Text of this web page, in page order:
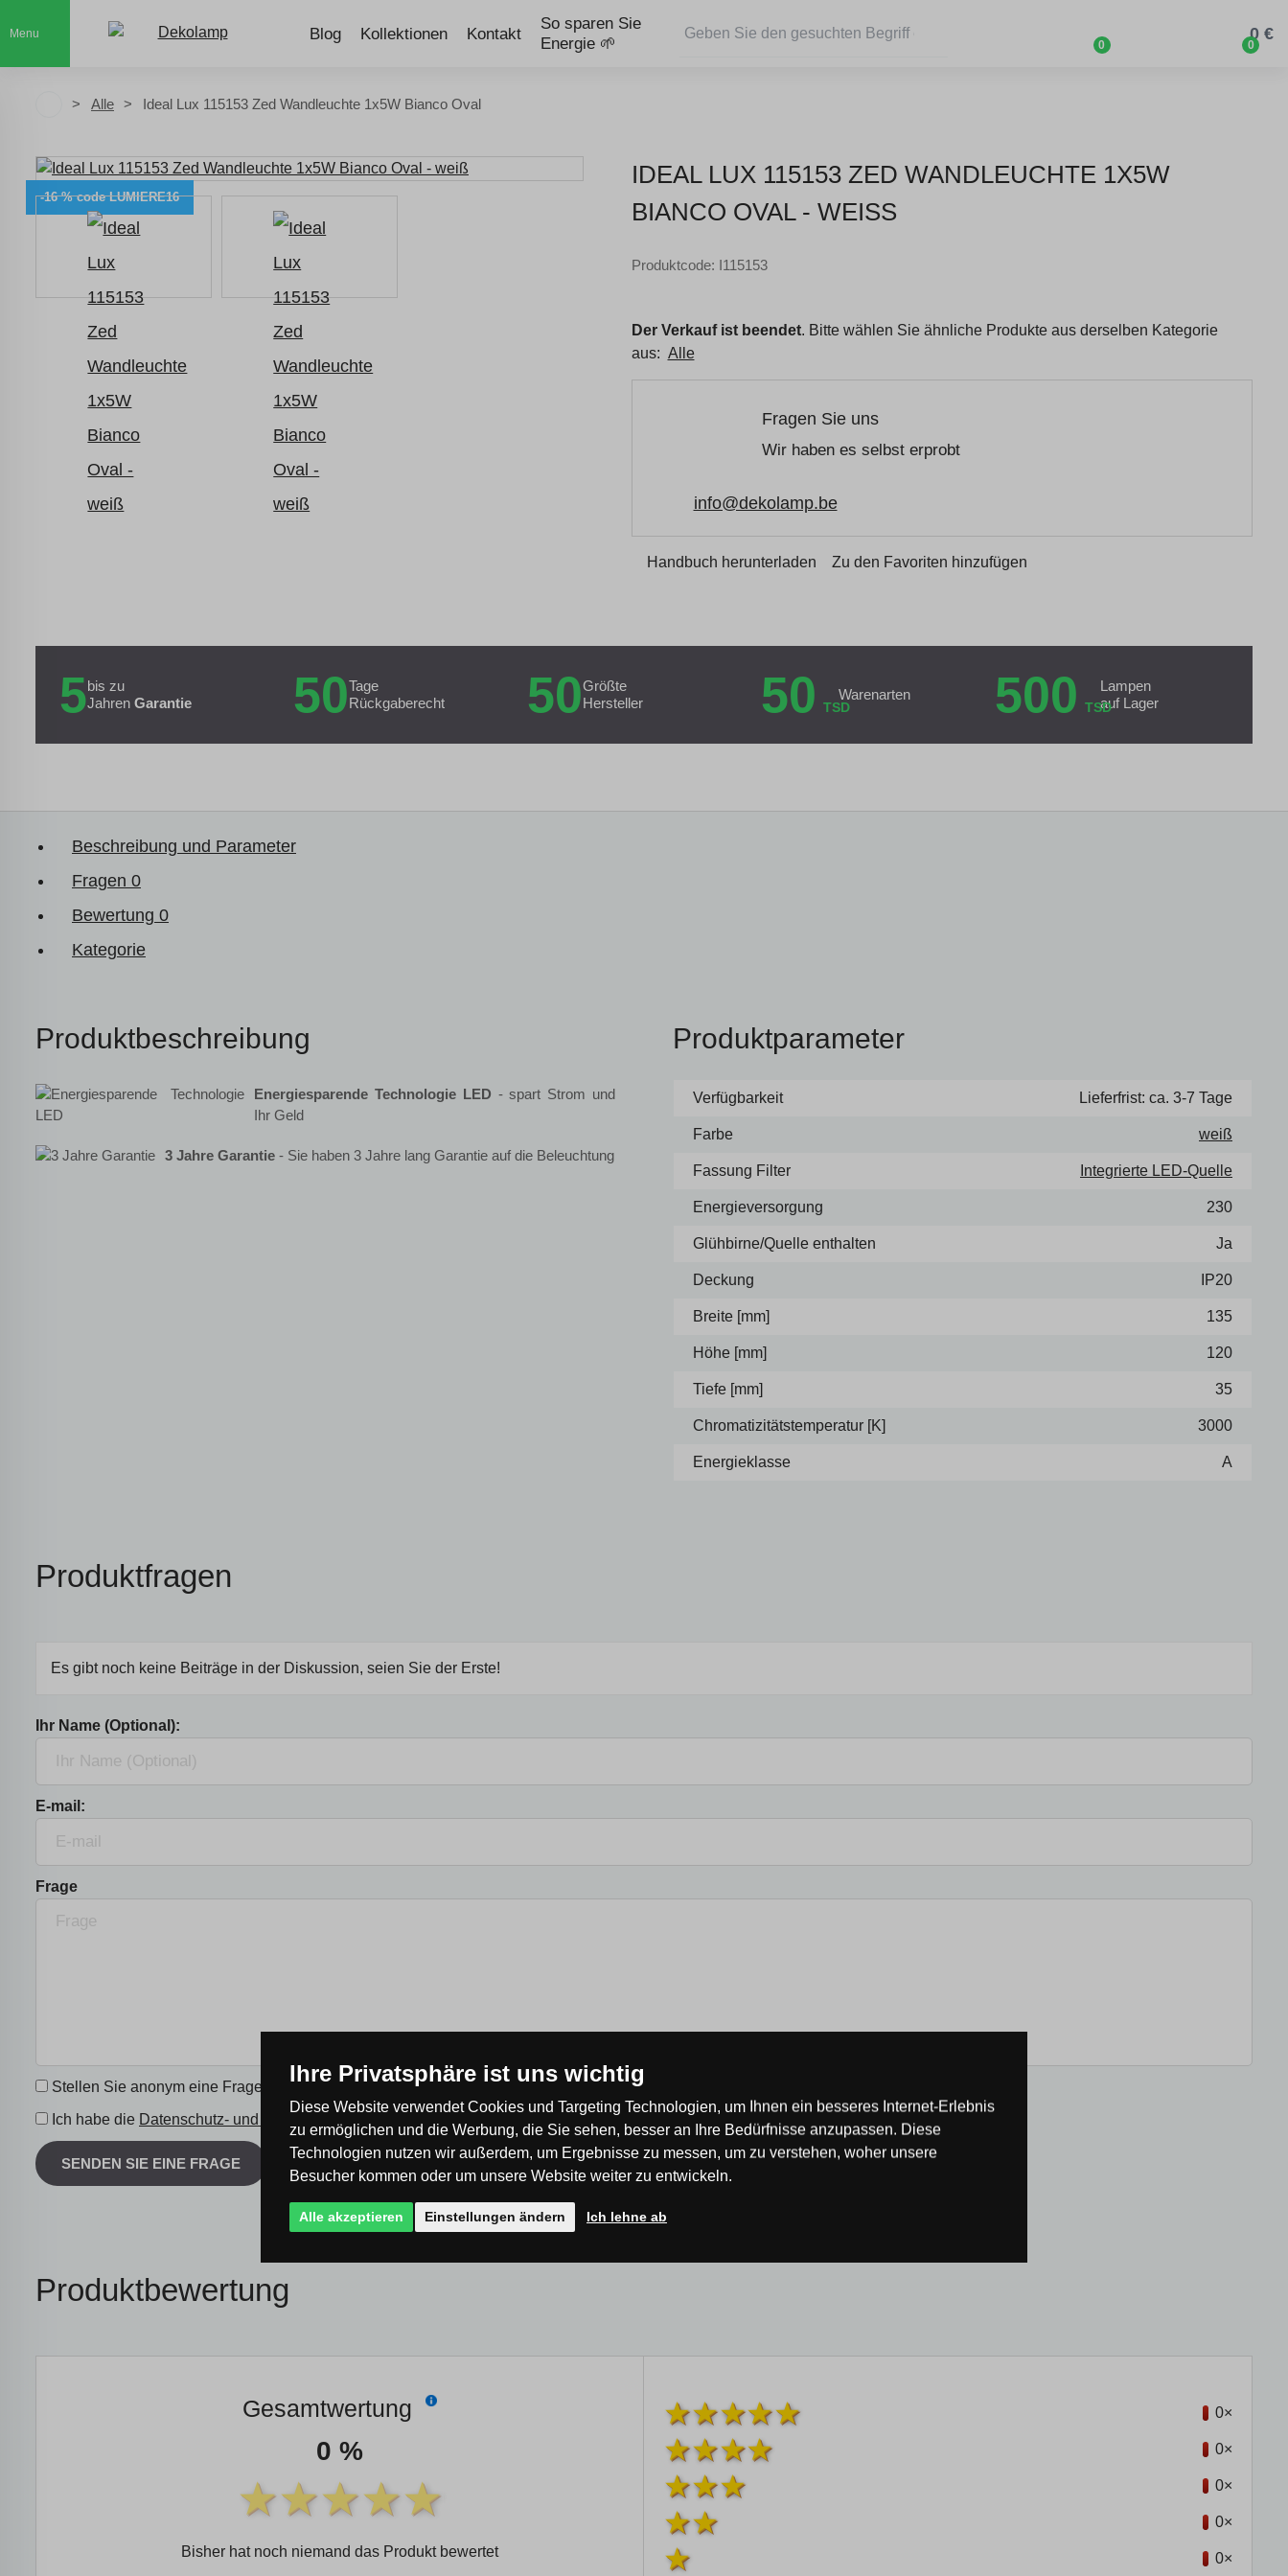
Menu Blog Kollektionen Kontakt
So sparen Sie
Energie 🌱
0 0
0 €
Alle Ideal Lux 115153 Zed Wandleuchte 1x5W Bianco Oval
IDEAL LUX 115153 ZED WANDLEUCHTE 1X5W
BIANCO OVAL - WEISS
-16 % code LUMIERE16
Produktcode: I115153
Der Verkauf ist beendet. Bitte wählen Sie ähnliche Produkte aus derselben Kategorie
aus: Alle
Fragen Sie uns
Wir haben es selbst erprobt
info@dekolamp.be
Handbuch herunterladen Zu den Favoriten hinzufügen
5bis zu
Jahren Garantie 50Tage
Rückgaberecht
50Größte
Hersteller
50 TSD
Warenarten 500 TSD
Lampen
auf Lager
Beschreibung und Parameter
Fragen 0
Bewertung 0
Kategorie
Produktbeschreibung
Energiesparende Technologie LED - spart Strom und
Ihr Geld
3 Jahre Garantie - Sie haben 3 Jahre lang Garantie auf die Beleuchtung
Produktparameter
Verfügbarkeit Lieferfrist: ca. 3-7 Tage
Farbe weiß
Fassung Filter Integrierte LED-Quelle
Energieversorgung 230
Glühbirne/Quelle enthalten Ja
Deckung IP20
Breite [mm] 135
Höhe [mm] 120
Tiefe [mm] 35
Chromatizitätstemperatur [K] 3000
Energieklasse A
Produktfragen
Es gibt noch keine Beiträge in der Diskussion, seien Sie der Erste!
Ihr Name (Optional):
E-mail:
Frage
Stellen Sie anonym eine Frage.
Ich habe die Datenschutz- und Einwilligungserklärung gelesen und bin damit einverstanden.
SENDEN SIE EINE FRAGE
Produktbewertung
Gesamtwertung
0 %
Bisher hat noch niemand das Produkt bewertet
0×
0×
0×
0×
0×
Ihre Privatsphäre ist uns wichtig
Diese Website verwendet Cookies und Targeting Technologien, um Ihnen ein besseres Internet-Erlebnis
zu ermöglichen und die Werbung, die Sie sehen, besser an Ihre Bedürfnisse anzupassen. Diese
Technologien nutzen wir außerdem, um Ergebnisse zu messen, um zu verstehen, woher unsere
Besucher kommen oder um unsere Website weiter zu entwickeln.
Alle akzeptieren Einstellungen ändern Ich lehne ab